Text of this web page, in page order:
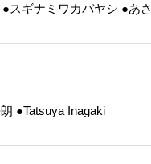
●スギナミワカバヤシ ●あ
●Tatsuya Inagaki